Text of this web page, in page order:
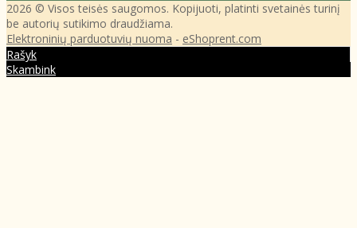
2026 © Visos teisės saugomos. Kopijuoti, platinti svetainės turinį
be autorių sutikimo draudžiama.
Elektroninių parduotuvių nuoma - eShoprent.com
Rašyk
Skambink